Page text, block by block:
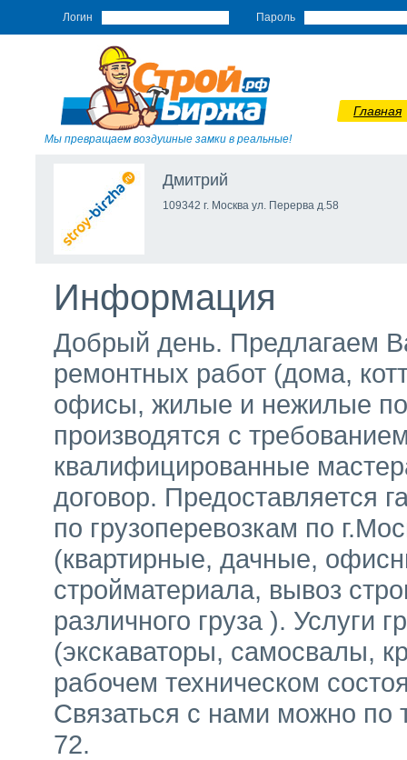
Логин Пароль
Мы превращаем воздушные замки в реальные!
Главная
Дмитрий
109342 г. Москва ул. Перерва д.58
Информация
Добрый день. Предлагаем
ремонтных работ (дома,
офисы, жилые и нежилые
производятся с
квалифицированные
договор. Предоставляется
по грузоперевозкам по
(квартирные, дачные,
стройматериала, вывоз
различного груза ). Услуги
(экскаваторы, самосвалы,
рабочем техническом
Связаться с нами можно по
72.